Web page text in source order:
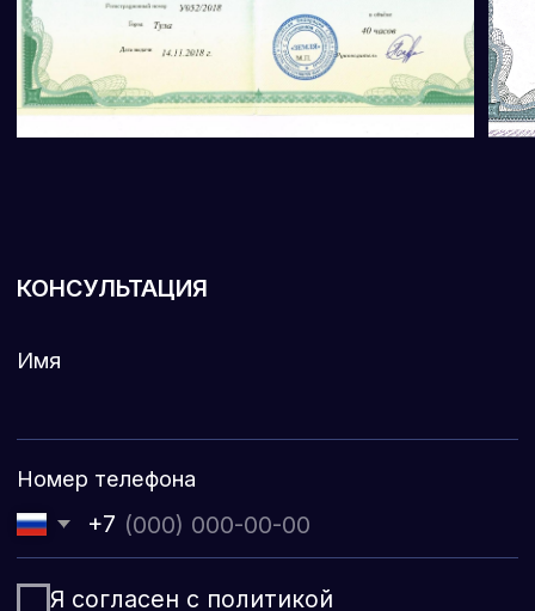
политика конфиденциальности
ВЕРНУТЬСЯ НА ГЛАВНУЮ
МЫ НА КАРТАХ